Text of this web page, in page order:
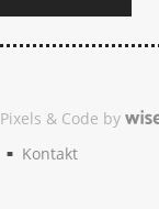
Pixels & Code by
Kontakt